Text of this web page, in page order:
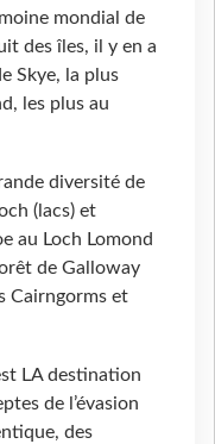
mondial de
des îles, il y en a
Skye, la plus
les plus au
diversité de
(lacs) et
au Loch Lomond
de Galloway
Cairngorms et
LA destination
de l’évasion
des